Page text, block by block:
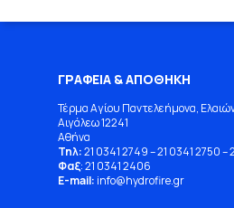
ΓΡΑΦΕΙΑ & ΑΠΟΘΗΚΗ
Τέρμα Αγίου Παντελεήμονα,
Αιγάλεω 12241
Αθήνα
Τηλ:21 0341 2749–21 0341 2750–
Φαξ: 21 0341 2406
E-mail: info@hydrofire.gr